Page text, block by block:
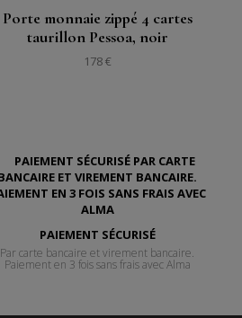
Porte monnaie zippé 4 cartes
taurillon Pessoa, noir
178 €
PAIEMENT SÉCURISÉ
Par carte bancaire et virement bancaire.
Paiement en 3 fois sans frais avec Alma